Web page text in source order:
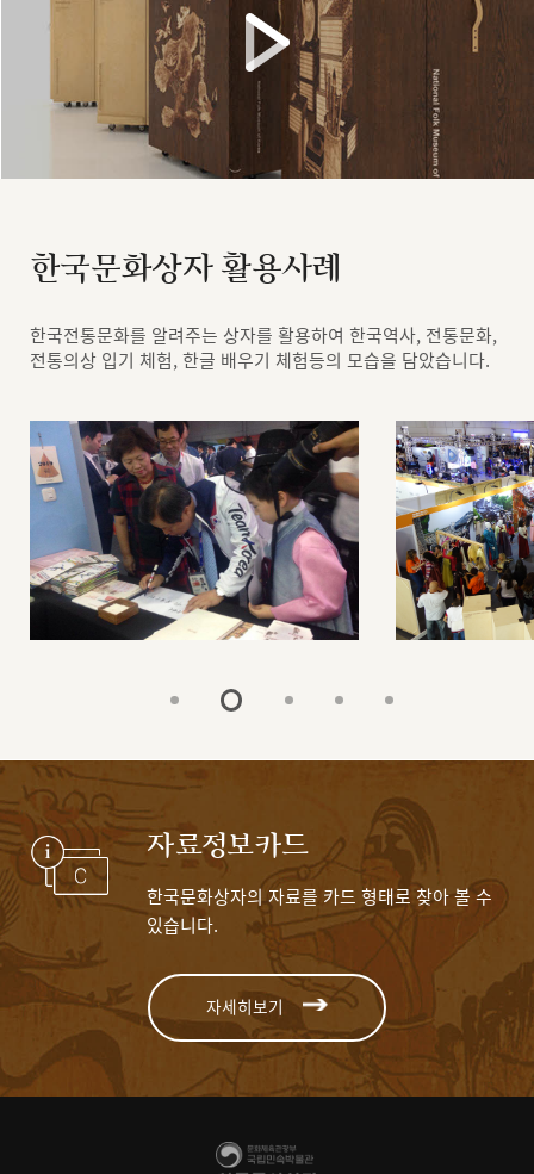
한국문화상자 활용사례
한국전통문화를 알려주는 상자를 활용하여 한국역사, 전통문화,
전통의상 입기 체험, 한글 배우기 체험등의 모습을 담았습니다.
자료정보카드
한국문화상자의 자료를 카드 형태로 찾아 볼 수
있습니다.
자세히보기